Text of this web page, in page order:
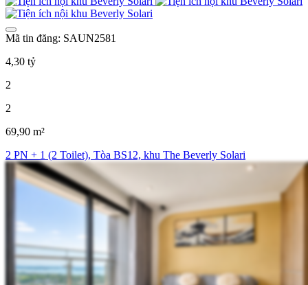
Mã tin đăng: SAUN2581
4,30 tỷ
2
2
69,90 m²
2 PN + 1 (2 Toilet), Tòa BS12, khu The Beverly Solari